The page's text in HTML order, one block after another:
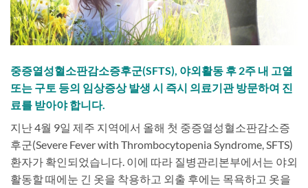
중증열성혈소판감소증후군(SFTS), 야외활동 후 2주 내 고열
또는 구토 등의 임상증상 발생 시 즉시 의료기관 방문하여 진
료를 받아야 합니다.
지난 4월 9일 제주 지역에서 올해 첫 중증열성혈소판감소증
후군(Severe Fever with Thrombocytopenia Syndrome, SFTS)
환자가 확인되었습니다. 이에 따라 질병관리본부에서는 야외
활동할 때에눈 긴 옷을 착용하고 외출 후에는 목욕하고 옷을